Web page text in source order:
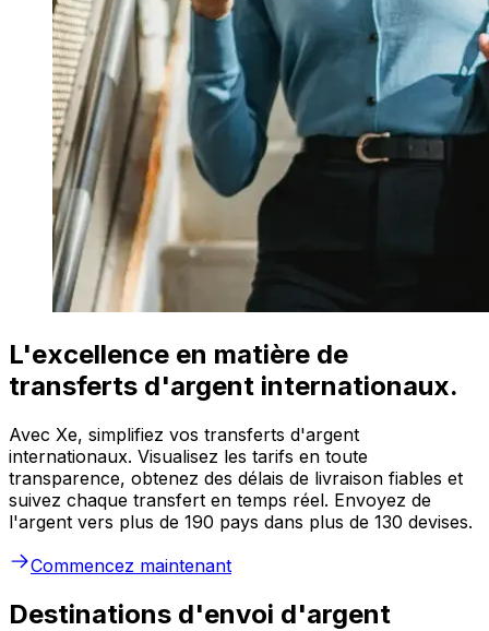
L'excellence en matière de
transferts d'argent internationaux.
Avec Xe, simplifiez vos transferts d'argent
internationaux. Visualisez les tarifs en toute
transparence, obtenez des délais de livraison fiables et
suivez chaque transfert en temps réel. Envoyez de
l'argent vers plus de 190 pays dans plus de 130 devises.
Commencez maintenant
Destinations d'envoi d'argent